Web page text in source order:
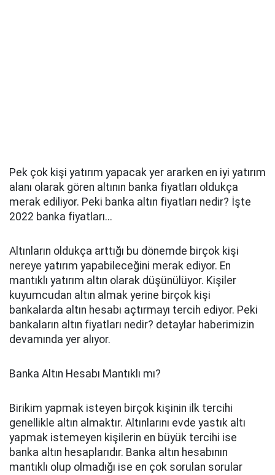
Pek çok kişi yatırım yapacak yer ararken en iyi yatırım
alanı olarak gören altının banka fiyatları oldukça
merak ediliyor. Peki banka altın fiyatları nedir? İşte
2022 banka fiyatları...
Altınların oldukça arttığı bu dönemde birçok kişi
nereye yatırım yapabileceğini merak ediyor. En
mantıklı yatırım altın olarak düşünülüyor. Kişiler
kuyumcudan altın almak yerine birçok kişi
bankalarda altın hesabı açtırmayı tercih ediyor. Peki
bankaların altın fiyatları nedir? detaylar haberimizin
devamında yer alıyor.
Banka Altın Hesabı Mantıklı mı?
Birikim yapmak isteyen birçok kişinin ilk tercihi
genellikle altın almaktır. Altınlarını evde yastık altı
yapmak istemeyen kişilerin en büyük tercihi ise
banka altın hesaplarıdır. Banka altın hesabının
mantıklı olup olmadığı ise en çok sorulan sorular